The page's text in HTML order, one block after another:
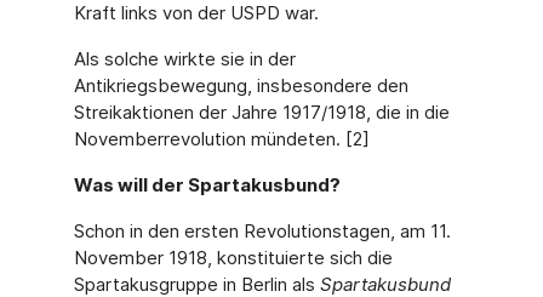
Kraft links von der USPD war.
Als solche wirkte sie in der
Antikriegsbewegung, insbesondere den
Streikaktionen der Jah­re 1917/1918, die in die
Novemberrevolution mündeten. [2]
Was will der Spartakusbund?
Schon in den ersten Revolutionstagen, am 11.
November 1918, konstituierte sich die
Spartakusgruppe in Berlin als Spartakusbund